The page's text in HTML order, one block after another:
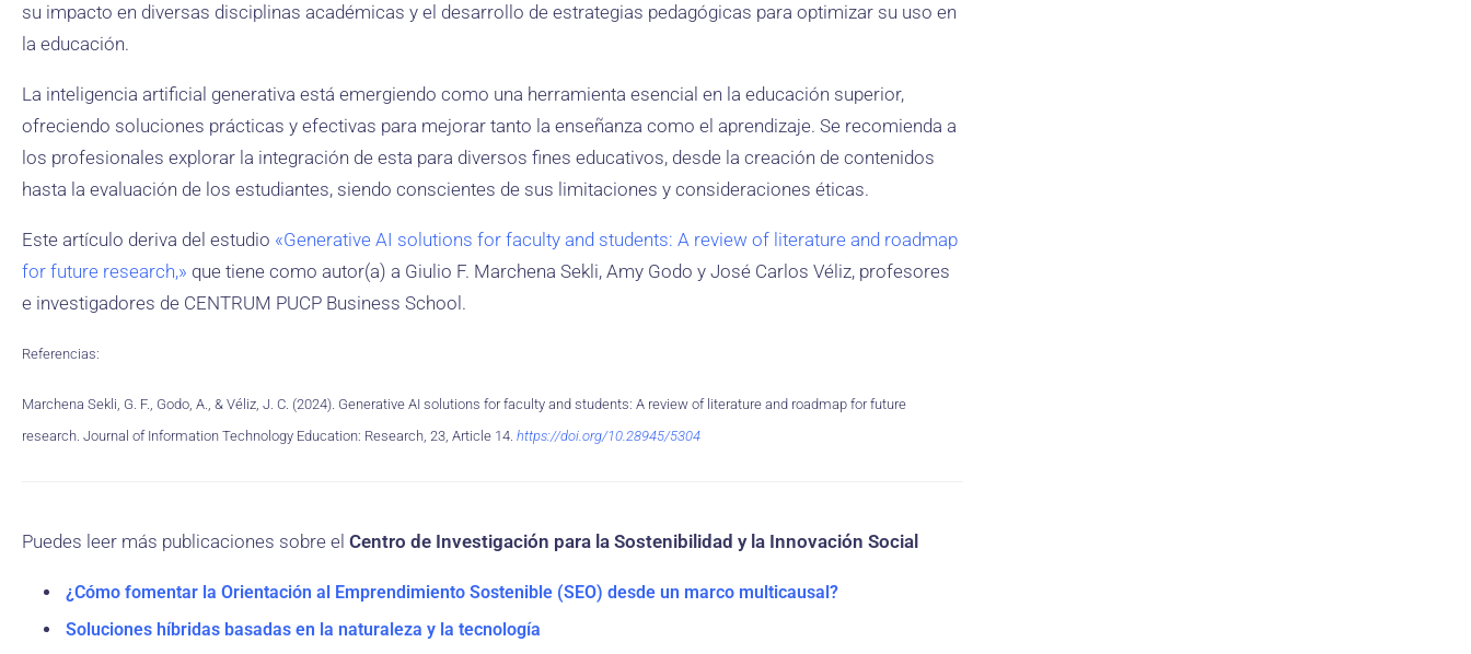
su impacto en diversas disciplinas académicas y el desarrollo de estrategias pedagógicas para optimizar su uso en
la educación.
La inteligencia artificial generativa está emergiendo como una herramienta esencial en la educación superior,
ofreciendo soluciones prácticas y efectivas para mejorar tanto la enseñanza como el aprendizaje. Se recomienda a
los profesionales explorar la integración de esta para diversos fines educativos, desde la creación de contenidos
hasta la evaluación de los estudiantes, siendo conscientes de sus limitaciones y consideraciones éticas.
Este artículo deriva del estudio «Generative AI solutions for faculty and students: A review of literature and roadmap
for future research,» que tiene como autor(a) a Giulio F. Marchena Sekli, Amy Godo y José Carlos Véliz, profesores
e investigadores de CENTRUM PUCP Business School.
Referencias:
Marchena Sekli, G. F., Godo, A., & Véliz, J. C. (2024). Generative AI solutions for faculty and students: A review of literature and roadmap for future
research. Journal of Information Technology Education: Research, 23, Article 14. https://doi.org/10.28945/5304
Puedes leer más publicaciones sobre el Centro de Investigación para la Sostenibilidad y la Innovación Social
¿Cómo fomentar la Orientación al Emprendimiento Sostenible (SEO) desde un marco multicausal?
Soluciones híbridas basadas en la naturaleza y la tecnología